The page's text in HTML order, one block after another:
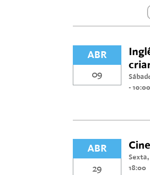
ABR
09
- 10:00
ABR
29
Sexta,
18:00